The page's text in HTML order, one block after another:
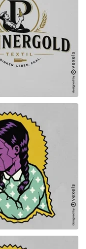
para Merch